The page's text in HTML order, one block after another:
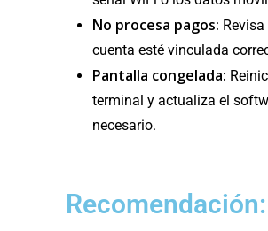
No procesa pagos:
cuenta esté vinculada
Pantalla congelada:
terminal y actualiza el
necesario.